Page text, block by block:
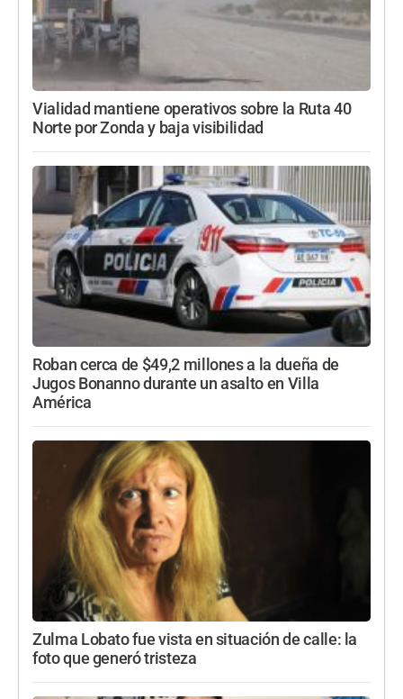
Vialidad mantiene operativos sobre la Ruta 40
Norte por Zonda y baja visibilidad
Roban cerca de $49,2 millones a la dueña de
Jugos Bonanno durante un asalto en Villa
América
Zulma Lobato fue vista en situación de calle: la
foto que generó tristeza